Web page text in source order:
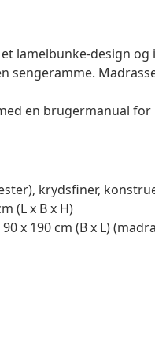
lamelbunke-design
sengeramme.
en brugermanual
krydsfiner,
(L x B x H)
x 190 cm (B x L)